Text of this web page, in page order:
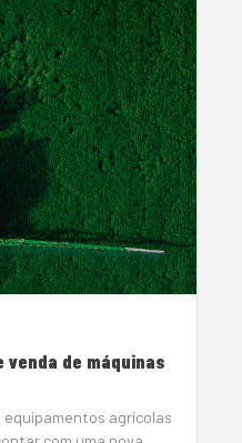
de máquinas
equipamentos agrícolas